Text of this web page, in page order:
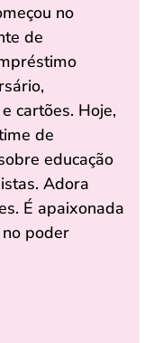
no
de
cartões. Hoje,
de
educação
Adora
É apaixonada
poder